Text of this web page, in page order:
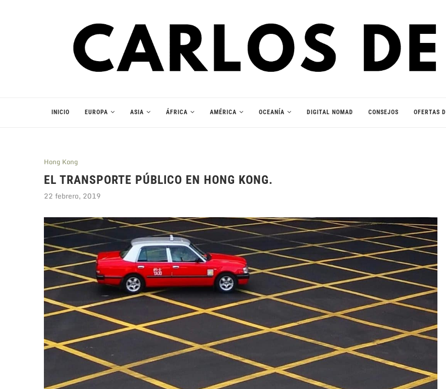
INICIO EUROPA ASIA ÁFRICA AMÉRICA OCEANÍA DIGITAL NOMAD CONSEJOS OFERTAS
Hong Kong
EL TRANSPORTE PÚBLICO EN HONG KONG.
22 febrero, 2019